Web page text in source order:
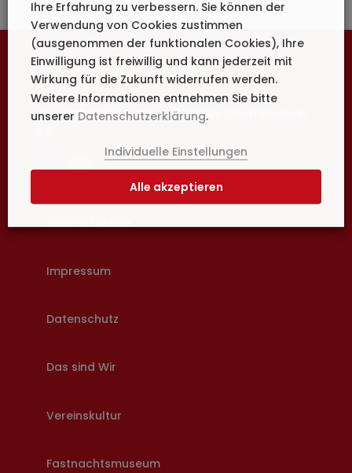
Copyright 2021 Carneval Comité Oberlahnstein
Unsere Partner
Impressum
Datenschutz
Das sind Wir
Vereinskultur
Fastnachtsmuseum
Ihre Erfahrung zu verbessern. Sie können der
Verwendung von Cookies zustimmen
(ausgenommen der funktionalen Cookies), Ihre
Einwilligung ist freiwillig und kann jederzeit mit
Wirkung für die Zukunft widerrufen werden.
Weitere Informationen entnehmen Sie bitte
unserer Datenschutzerklärung.
Individuelle Einstellungen
Alle akzeptieren